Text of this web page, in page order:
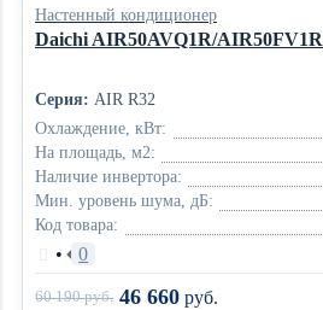
Настенный кондиционер
Daichi AIR50AVQ1R/AIR50FV1R
Серия: AIR R32
Охлаждение, кВт:
На площадь, м2:
Наличие инвертора:
Мин. уровень шума, дБ:
Код товара:
• 0
60 190руб. 46 660 руб.